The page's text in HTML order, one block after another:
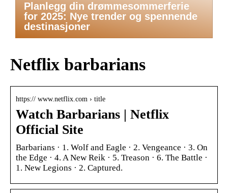
Planlegg din drømmesommerferie
for 2025: Nye trender og spennende
destinasjoner
Netflix barbarians
https:// www.netflix.com › title
Watch Barbarians | Netflix
Official Site
Barbarians · 1. Wolf and Eagle · 2. Vengeance · 3. On
the Edge · 4. A New Reik · 5. Treason · 6. The Battle ·
1. New Legions · 2. Captured.